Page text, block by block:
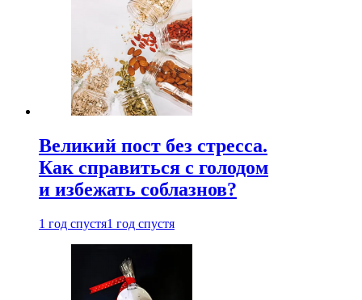
Великий пост без стресса.
Как справиться с голодом
и избежать соблазнов?
1 год спустя1 год спустя